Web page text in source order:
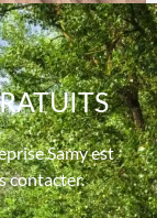
Samy est
contacter.